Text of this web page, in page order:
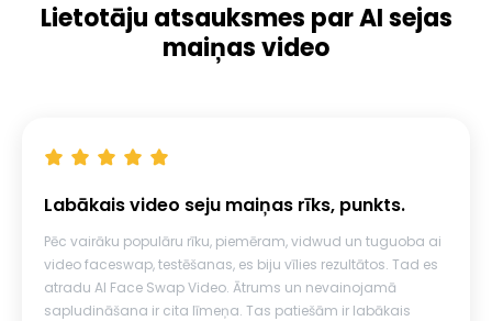
Lietotāju atsauksmes par AI sejas
maiņas video
Labākais video seju maiņas rīks, punkts.
Pēc vairāku populāru rīku, piemēram, vidwud un tuguoba ai
video faceswap, testēšanas, es biju vīlies rezultātos. Tad es
atradu AI Face Swap Video. Ātrums un nevainojamā
sapludināšana ir cita līmeņa. Tas patiešām ir labākais